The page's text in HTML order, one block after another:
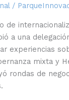
/
de
a una
experiencias
mixta y
rondas de